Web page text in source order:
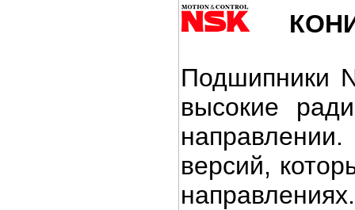
Подшипники
высокие
версий,